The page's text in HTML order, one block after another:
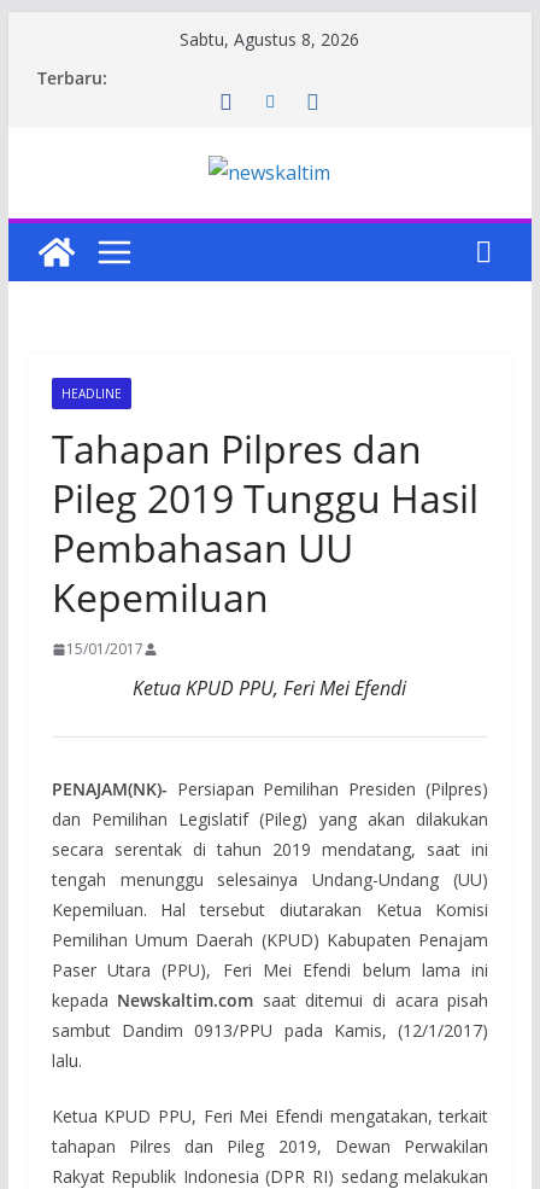
Sabtu, Agustus 8, 2026
Terbaru:
HEADLINE
Tahapan Pilpres dan
Pileg 2019 Tunggu Hasil
Pembahasan UU
Kepemiluan
15/01/2017
Ketua KPUD PPU, Feri Mei Efendi
PENAJAM(NK)- Persiapan Pemilihan Presiden (Pilpres)
dan Pemilihan Legislatif (Pileg) yang akan dilakukan
secara serentak di tahun 2019 mendatang, saat ini
tengah menunggu selesainya Undang-Undang (UU)
Kepemiluan. Hal tersebut diutarakan Ketua Komisi
Pemilihan Umum Daerah (KPUD) Kabupaten Penajam
Paser Utara (PPU), Feri Mei Efendi belum lama ini
kepada Newskaltim.com saat ditemui di acara pisah
sambut Dandim 0913/PPU pada Kamis, (12/1/2017)
lalu.
Ketua KPUD PPU, Feri Mei Efendi mengatakan, terkait
tahapan Pilres dan Pileg 2019, Dewan Perwakilan
Rakyat Republik Indonesia (DPR RI) sedang melakukan